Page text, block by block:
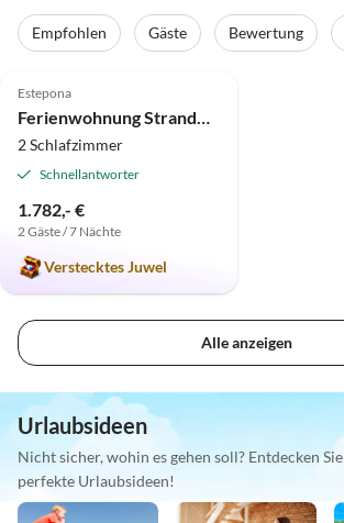
Empfohlen Gäste Bewertung
Estepona
2 Schlafzimmer
Schnellantworter
1.782,- €
2 Gäste / 7 Nächte
Verstecktes Juwel
Alle anzeigen
Urlaubsideen
Nicht sicher, wohin es gehen soll? Entdecken Sie
perfekte Urlaubsideen!